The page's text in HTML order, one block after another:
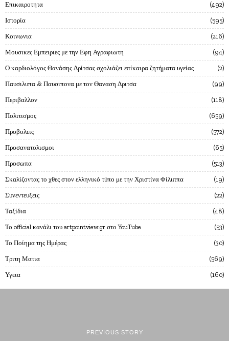
Επικαιροτητα 492
Ιστορία 595
Κοινωνια 216
Μουσικες Εμπειριες με την Εφη Αγραφιωτη 94
Ο καρδιολόγος Θανάσης Δρίτσας σχολιάζει επίκαιρα ζητήματα υγείας 2
Παυσιλυπα & Παυσιπονα με τον Θαναση Δριτσα 99
Περιβαλλον 118
Πολιτισμος 659
Προβολεις 572
Προσανατολισμοι 65
Προσωπα 513
Σκαλίζοντας το χθες στον ελληνικό τύπο με την Χριστίνα Φίλιππα 19
Συνεντευξεις 22
Ταξίδια 48
Το official κανάλι του artpointview.gr στο YouTube 53
Το Ποίημα της Ημέρας 30
Τριτη Ματια 569
Υγεια 160
PREVIOUS STORY